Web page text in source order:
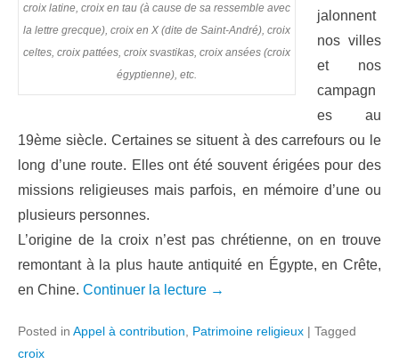
croix latine, croix en tau (à cause de sa ressemble avec
la lettre grecque), croix en X (dite de Saint-André), croix
celtes, croix pattées, croix svastikas, croix ansées (croix
égyptienne), etc.
jalonnent
nos villes
et nos
campagn
es au
19ème siècle. Certaines se situent à des carrefours ou le
long d’une route. Elles ont été souvent érigées pour des
missions religieuses mais parfois, en mémoire d’une ou
plusieurs personnes.
L’origine de la croix n’est pas chrétienne, on en trouve
remontant à la plus haute antiquité en Égypte, en Crête,
en Chine. Continuer la lecture →
Posted in Appel à contribution Patrimoine religieux | Tagged
croix